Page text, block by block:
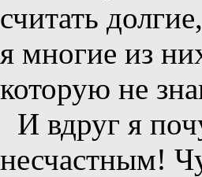
считать
я многие из
которую не
И вдруг я
несчастным!